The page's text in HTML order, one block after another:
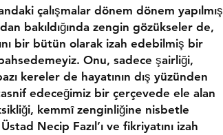
çalışmalar dönem dönem yapılmış
bakıldığında zengin gözükseler de,
bir bütün olarak izah edebilmiş bir
Onu, sadece şairliği,
kereler de hayatının dış yüzünden
edeceğimiz bir çerçevede ele alan
kemmî zenginliğine nisbetle
Necip Fazıl’ı ve fikriyatını izah